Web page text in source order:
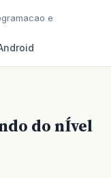
e
do nÍvel